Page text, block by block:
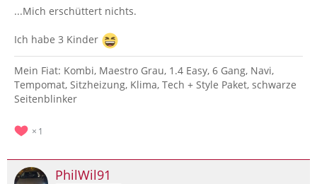
...Mich erschüttert nichts.
Ich habe 3 Kinder
Mein Fiat: Kombi, Maestro Grau, 1.4 Easy, 6 Gang, Navi,
Tempomat, Sitzheizung, Klima, Tech + Style Paket, schwarze
Seitenblinker
1
PhilWil91